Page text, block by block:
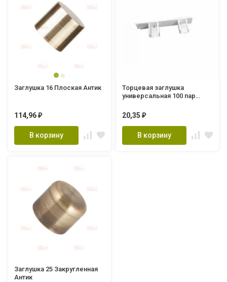
Заглушка 16 Плоская Антик
114,96 ₽
В корзину
Торцевая заглушка
универсальная 100 пар
20,35 ₽
В корзину
Заглушка 25 Закругленная
Антик